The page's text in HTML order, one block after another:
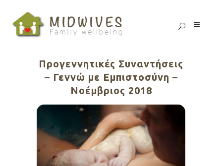
Προγεννητικές Συναντήσεις
– Γεννώ με Εμπιστοσύνη –
Νοέμβριος 2018